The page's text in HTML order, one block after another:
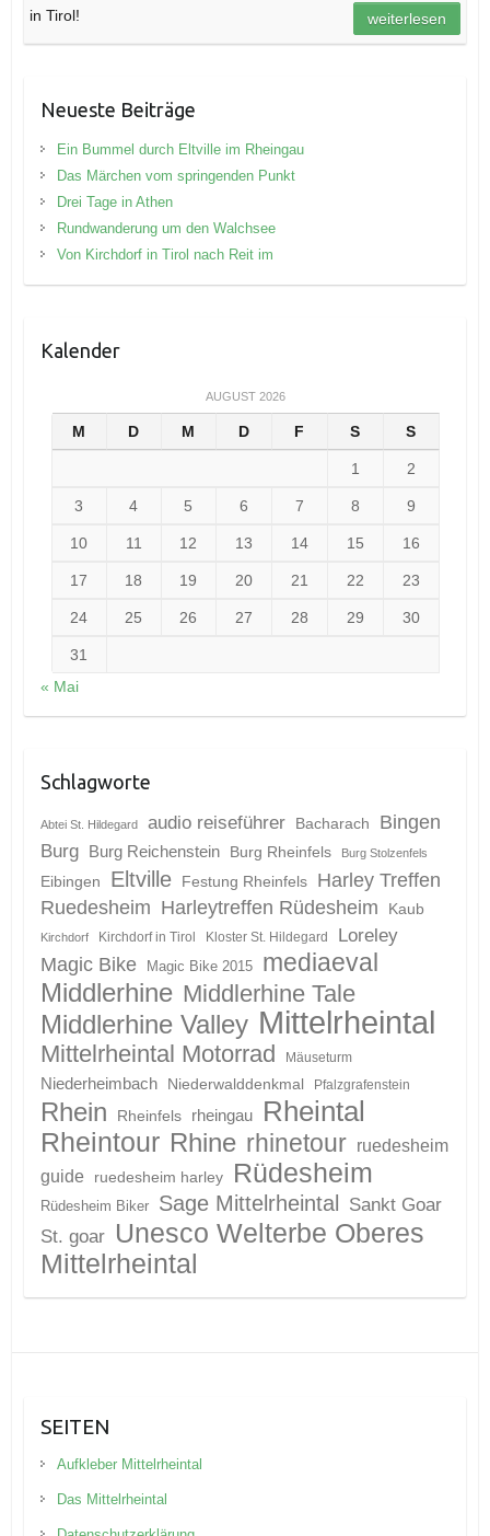
in Tirol!
weiterlesen
Neueste Beiträge
Ein Bummel durch Eltville im Rheingau
Das Märchen vom springenden Punkt
Drei Tage in Athen
Rundwanderung um den Walchsee
Von Kirchdorf in Tirol nach Reit im
Kalender
AUGUST 2026
M D M D F S S
1 2
3 4 5 6 7 8 9
10 11 12 13 14 15 16
17 18 19 20 21 22 23
24 25 26 27 28 29 30
31
« Mai
Schlagworte
Abtei St. Hildegard audio reiseführer Bacharach
Bingen
Burg
Burg Reichenstein Burg Rheinfels Burg Stolzenfels
Eibingen Eltville Festung Rheinfels
Harley Treffen
Ruedesheim Harleytreffen Rüdesheim Kaub
Kirchdorf Kirchdorf in Tirol Kloster St. Hildegard Loreley
Magic Bike Magic Bike 2015 mediaeval
Middlerhine Middlerhine Tale
Middlerhine Valley Mittelrheintal
Mittelrheintal Motorrad Mäuseturm
Niederheimbach Niederwalddenkmal Pfalzgrafenstein
Rhein Rheinfels rheingau
Rheintal
Rheintour Rhine rhinetour ruedesheim
guide
ruedesheim harley Rüdesheim
Rüdesheim Biker Sage Mittelrheintal Sankt Goar
St. goar Unesco Welterbe Oberes
Mittelrheintal
SEITEN
Aufkleber Mittelrheintal
Das Mittelrheintal